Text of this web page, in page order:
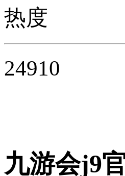
热度
24910
九游会j9